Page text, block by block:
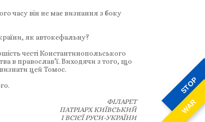
STOP
WAR
часу він не має визнання з боку
як автокефальну?
честі Константинопольського
в православ’ї. Виходячи з того, що
цей Томос.
ФІЛАРЕТ
ПАТРІАРХ КИЇВСЬКИЙ
І ВСІЄЇ РУСИ-УКРАЇНИ